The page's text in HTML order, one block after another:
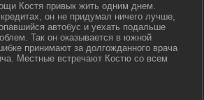
Костя привык жить одним днем.
он не придумал ничего лучше,
автобус и уехать подальше
Так он оказывается в южной
принимают за долгожданного врача
Местные встречают Костю со всем